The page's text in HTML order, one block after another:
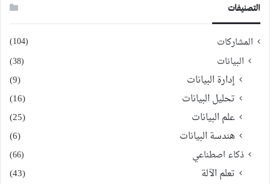
التصنيفات
المشاركات (104)
البيانات (38)
إدارة البيانات
(9)
تحليل البيانات
(16)
علم البيانات
(25)
هندسة البيانات
(6)
ذكاء اصطناعي (66)
تعلم الآلة
(43)